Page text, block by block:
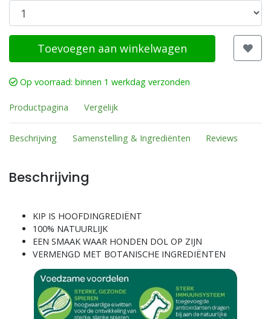
Toevoegen aan winkelwagen
Op voorraad: binnen 1 werkdag verzonden
Productpagina Vergelijk
Beschrijving Samenstelling & Ingrediënten Reviews
Beschrijving
KIP IS HOOFDINGREDIËNT
100% NATUURLIJK
EEN SMAAK WAAR HONDEN DOL OP ZIJN
VERMENGD MET BOTANISCHE INGREDIËNTEN